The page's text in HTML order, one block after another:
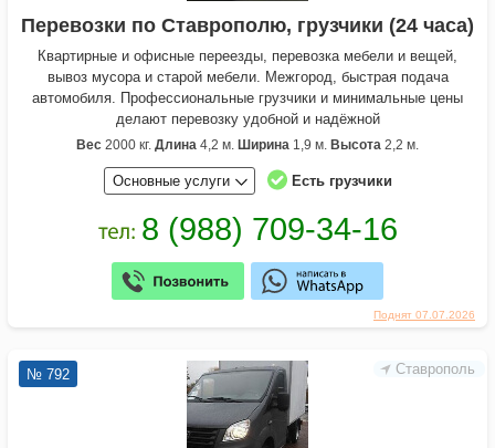
Поднят 07.07.2026
Перевозки по Ставрополю, грузчики (24 часа)
Квартирные и офисные переезды, перевозка мебели и вещей,
вывоз мусора и старой мебели. Межгород, быстрая подача
автомобиля. Профессиональные грузчики и минимальные цены
делают перевозку удобной и надёжной
Вес 2000 кг. Длина 4,2 м. Ширина 1,9 м. Высота 2,2 м.
Основные услуги Есть грузчики
Ставрополь
№ 792